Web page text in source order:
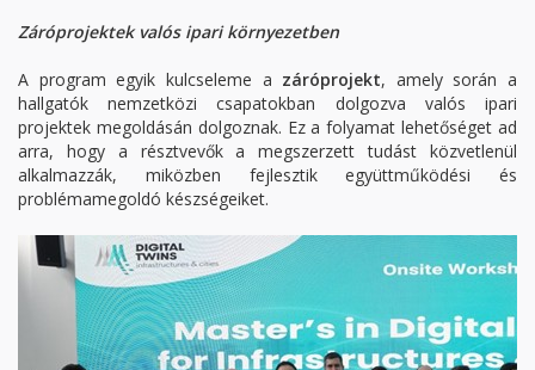
Záróprojektek valós ipari környezetben
A program egyik kulcseleme a záróprojekt, amely során a
hallgatók nemzetközi csapatokban dolgozva valós ipari
projektek megoldásán dolgoznak. Ez a folyamat lehetőséget ad
arra, hogy a résztvevők a megszerzett tudást közvetlenül
alkalmazzák, miközben fejlesztik együttműködési és
problémamegoldó készségeiket.